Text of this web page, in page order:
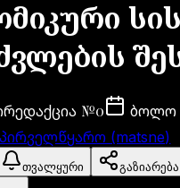
რედაქცია №0 ბოლო
პირველწყარო (matsne)
თვალყური გაზიარება